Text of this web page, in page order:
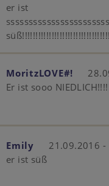
er ist
MoritzLOVE#!
Er ist sooo
Emily
21.09.2016 -
er ist süß